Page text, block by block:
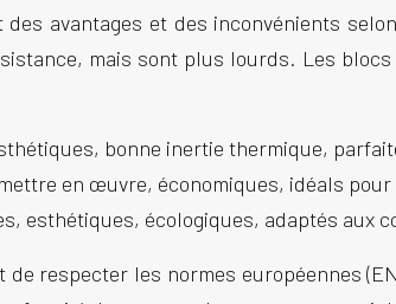
avantages et des inconvénients
mais sont plus lourds. Les
bonne inertie thermique,
en œuvre, économiques, idéals pour
esthétiques, écologiques, adaptés aux
respecter les normes européennes